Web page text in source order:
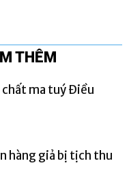
THÊM
chất ma tuý Điều
hàng giả bị tịch thu